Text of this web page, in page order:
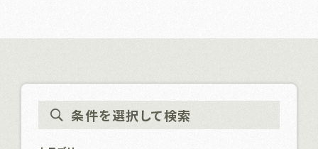
条件を選択して検索